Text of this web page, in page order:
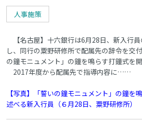
人事施策
【名古屋】十六銀行は6月28日、新入行
し、同行の粟野研修所で配属先の辞令を交
の鐘モニュメント」の鐘を鳴らす打鐘式を開
2017年度から配属先で指導内容に……
【写真】「誓いの鐘モニュメント」の鐘を
述べる新入行員（６月28日、粟野研修所）